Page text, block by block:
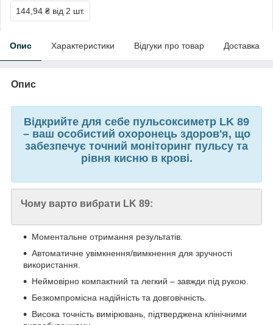
144,94 ₴ від 2 шт.
Опис Характеристики Відгуки про товар Доставка
Опис
Відкрийте для себе пульсоксиметр LK 89
– ваш особистий охоронець здоров'я, що
забезпечує точний моніторинг пульсу та
рівня кисню в крові.
Чому варто вибрати LK 89:
Моментальне отримання результатів.
Автоматичне увімкнення/вимкнення для зручності
використання.
Неймовірно компактний та легкий – завжди під рукою.
Безкомпромісна надійність та довговічність.
Висока точність вимірювань, підтверджена клінічними